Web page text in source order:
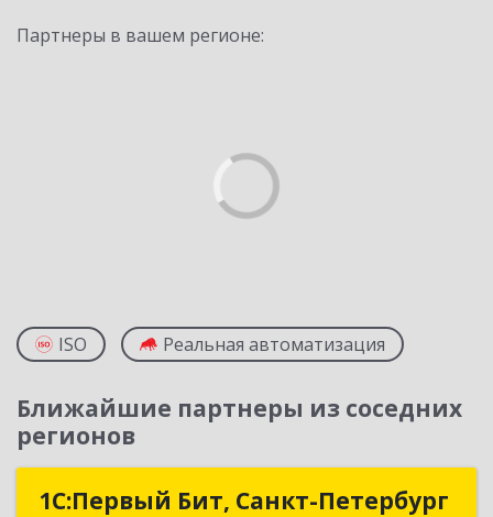
Партнеры в вашем регионе:
ISO Реальная автоматизация
Ближайшие партнеры из соседних
регионов
1С:Первый Бит, Санкт-Петербург
1С:Первый Бит, Санкт-Петербург